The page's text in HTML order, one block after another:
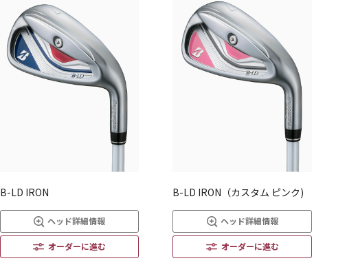
B-LD IRON
ヘッド詳細情報
オーダーに進む
B-LD IRON（カスタム ピンク)
ヘッド詳細情報
オーダーに進む